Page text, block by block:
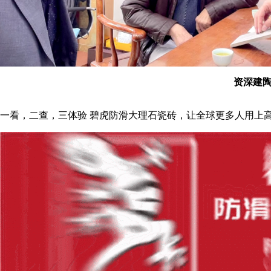
资深建
一看，二查，三体验 碧虎防滑大理石瓷砖，让全球更多人用